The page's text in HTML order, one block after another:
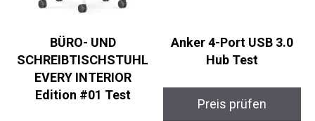
BÜRO- UND
SCHREIBTISCHSTUHL
EVERY INTERIOR
Edition #01 Test
Anker 4-Port USB 3.0
Hub Test
Preis prüfen